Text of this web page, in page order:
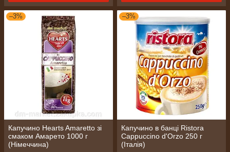
–3%
Капучино Hearts Amaretto зі
смаком Амарето 1000 г
(Німеччина)
–3%
Капучино в банці Ristora
Cappuccino d'Orzo 250 г
(Італія)